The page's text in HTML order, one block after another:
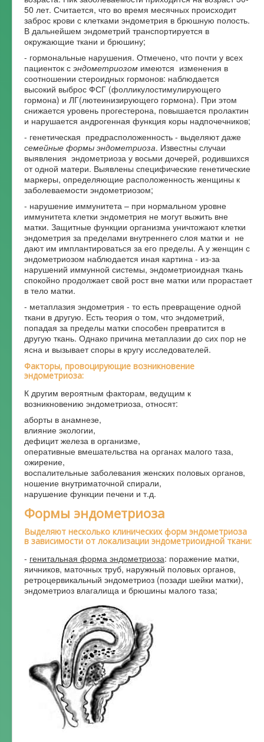
50 лет. Считается, что во время месячных происходит
заброс крови с клетками эндометрия в брюшную полость.
В дальнейшем эндометрий транспортируется в
окружающие ткани и брюшину;
- гормональные нарушения. Отмечено, что почти у всех
пациенток с эндометриозом имеются изменения в
соотношении стероидных гормонов: наблюдается
высокий выброс ФСГ (фолликулостимулирующего
гормона) и ЛГ(лютеинизирующего гормона). При этом
снижается уровень прогестерона, повышается пролактин
и нарушается андрогенная функция коры надпочечников;
- генетическая предрасположенность - выделяют даже
семейные формы эндометриоза. Известны случаи
выявления эндометриоза у восьми дочерей, родившихся
от одной матери. Выявлены специфические генетические
маркеры, определяющие расположенность женщины к
заболеваемости эндометриозом;
- нарушение иммунитета – при нормальном уровне
иммунитета клетки эндометрия не могут выжить вне
матки. Защитные функции организма уничтожают клетки
эндометрия за пределами внутреннего слоя матки и не
дают им имплантироваться за его пределы. А у женщин с
эндометриозом наблюдается иная картина - из-за
нарушений иммунной системы, эндометриоидная ткань
спокойно продолжает свой рост вне матки или прорастает
в тело матки.
- метаплазия эндометрия - то есть превращение одной
ткани в другую. Есть теория о том, что эндометрий,
попадая за пределы матки способен превратится в
другую ткань. Однако причина метаплазии до сих пор не
ясна и вызывает споры в кругу исследователей.
Факторы, провоцирующие возникновение
эндометриоза:
К другим вероятным факторам, ведущим к
возникновению эндометриоза, относят:
аборты в анамнезе,
влияние экологии,
дефицит железа в организме,
оперативные вмешательства на органах малого таза,
ожирение,
воспалительные заболевания женских половых органов,
ношение внутриматочной спирали,
нарушение функции печени и т.д.
Формы эндометриоза
Выделяют несколько клинических форм эндометриоза
в зависимости от локализации эндометриоидной ткани:
- генитальная форма эндометриоза: поражение матки,
яичников, маточных труб, наружный половых органов,
ретроцервикальный эндометриоз (позади шейки матки),
эндометриоз влагалища и брюшины малого таза;